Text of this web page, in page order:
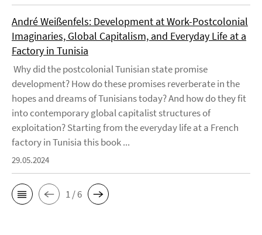
André Weißenfels: Development at Work-Postcolonial
Imaginaries, Global Capitalism, and Everyday Life at a
Factory in Tunisia
Why did the postcolonial Tunisian state promise
development? How do these promises reverberate in the
hopes and dreams of Tunisians today? And how do they fit
into contemporary global capitalist structures of
exploitation? Starting from the everyday life at a French
factory in Tunisia this book ...
29.05.2024
1 / 6